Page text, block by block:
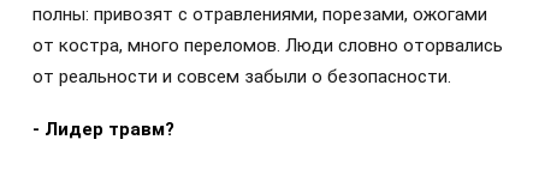
полны: привозят с отравлениями, порезами, ожогами
от костра, много переломов. Люди словно оторвались
от реальности и совсем забыли о безопасности.
- Лидер травм?